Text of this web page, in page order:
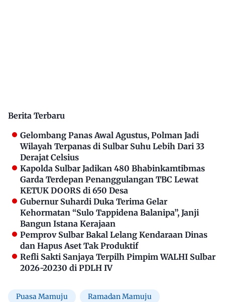
Berita Terbaru
Gelombang Panas Awal Agustus, Polman Jadi
Wilayah Terpanas di Sulbar Suhu Lebih Dari 33
Derajat Celsius
Kapolda Sulbar Jadikan 480 Bhabinkamtibmas
Garda Terdepan Penanggulangan TBC Lewat
KETUK DOORS di 650 Desa
Gubernur Suhardi Duka Terima Gelar
Kehormatan “Sulo Tappidena Balanipa”, Janji
Bangun Istana Kerajaan
Pemprov Sulbar Bakal Lelang Kendaraan Dinas
dan Hapus Aset Tak Produktif
Refli Sakti Sanjaya Terpilh Pimpim WALHI Sulbar
2026-20230 di PDLH IV
Puasa Mamuju Ramadan Mamuju